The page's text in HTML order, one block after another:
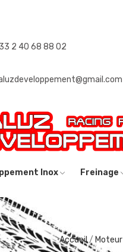
2 40 68 88 02
Inox Freinage
Accueil Moteur